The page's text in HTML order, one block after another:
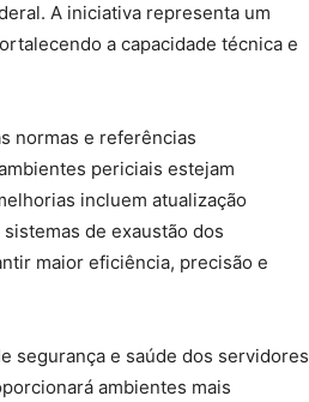
A iniciativa representa um
a capacidade técnica e
normas e referências
periciais estejam
incluem atualização
de exaustão dos
maior eficiência, precisão e
segurança e saúde dos servidores
ambientes mais